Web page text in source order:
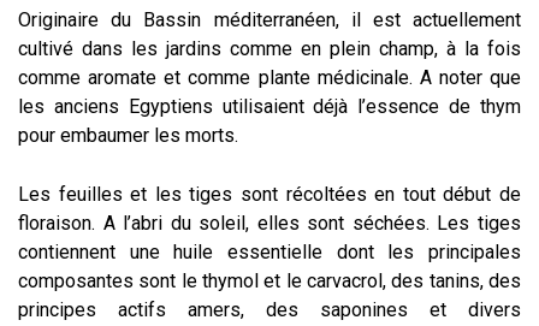
Originaire du Bassin méditerranéen, il est actuellement
cultivé dans les jardins comme en plein champ, à la fois
comme aromate et comme plante médicinale. A noter que
les anciens Egyptiens utilisaient déjà l’essence de thym
pour embaumer les morts.
Les feuilles et les tiges sont récoltées en tout début de
floraison. A l’abri du soleil, elles sont séchées. Les tiges
contiennent une huile essentielle dont les principales
composantes sont le thymol et le carvacrol, des tanins, des
principes actifs amers, des saponines et divers